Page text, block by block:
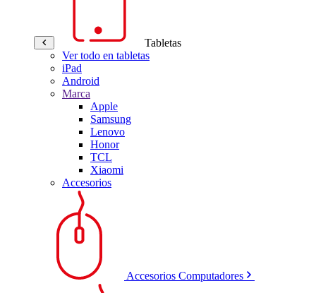
Tabletas
Ver todo en tabletas
iPad
Android
Marca
Apple
Samsung
Lenovo
Honor
TCL
Xiaomi
Accesorios
Accesorios Computadores